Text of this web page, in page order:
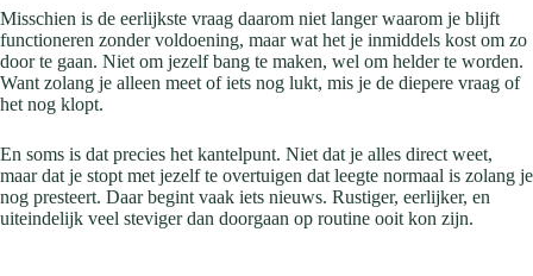
Misschien is de eerlijkste vraag daarom niet langer waarom je blijft
functioneren zonder voldoening, maar wat het je inmiddels kost om zo
door te gaan. Niet om jezelf bang te maken, wel om helder te worden.
Want zolang je alleen meet of iets nog lukt, mis je de diepere vraag of
het nog klopt.
En soms is dat precies het kantelpunt. Niet dat je alles direct weet,
maar dat je stopt met jezelf te overtuigen dat leegte normaal is zolang je
nog presteert. Daar begint vaak iets nieuws. Rustiger, eerlijker, en
uiteindelijk veel steviger dan doorgaan op routine ooit kon zijn.